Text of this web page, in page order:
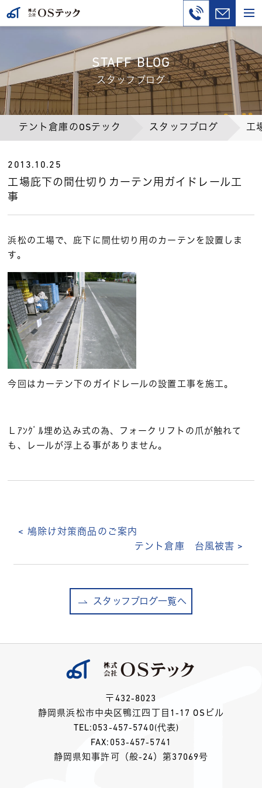
STAFF BLOG
スタッフブログ
テント倉庫のOSテック スタッフブログ 工
2013.10.25
工場庇下の間仕切りカーテン用ガイドレール工
事
浜松の工場で、庇下に間仕切り用のカーテンを設置しま
す。
今回はカーテン下のガイドレールの設置工事を施工。
Ｌｱﾝｸﾞﾙ埋め込み式の為、フォークリフトの爪が触れて
も、レールが浮上る事がありません。
< 鳩除け対策商品のご案内
テント倉庫 台風被害 >
スタッフブログ一覧へ
〒432-8023
静岡県浜松市中央区鴨江四丁目1-17 OSビル
TEL: 053-457-5740 (代表)
FAX:053-457-5741
静岡県知事許可（般-24）第37069号